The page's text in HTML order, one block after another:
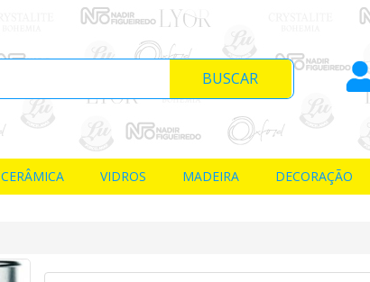
BUSCAR
CERÂMICA VIDROS MADEIRA DECORAÇÃO